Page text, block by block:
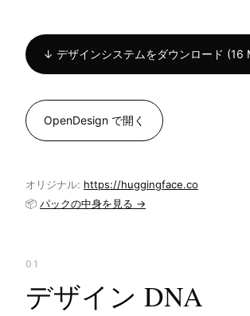
↓ デザインシステムをダウンロード (16
OpenDesign で開く
オリジナル: https://huggingface.co
📦 パックの中身を見る →
01
デザイン DNA